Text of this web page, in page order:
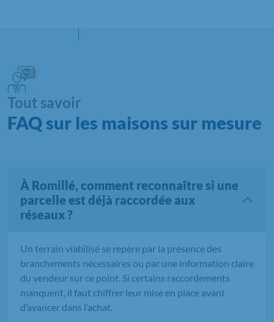
Tout savoir
FAQ sur les maisons sur mesure
À Romillé, comment reconnaître si une
parcelle est déjà raccordée aux
réseaux ?
Un terrain viabilisé se repère par la présence des
branchements nécessaires ou par une information claire
du vendeur sur ce point. Si certains raccordements
manquent, il faut chiffrer leur mise en place avant
d’avancer dans l’achat.